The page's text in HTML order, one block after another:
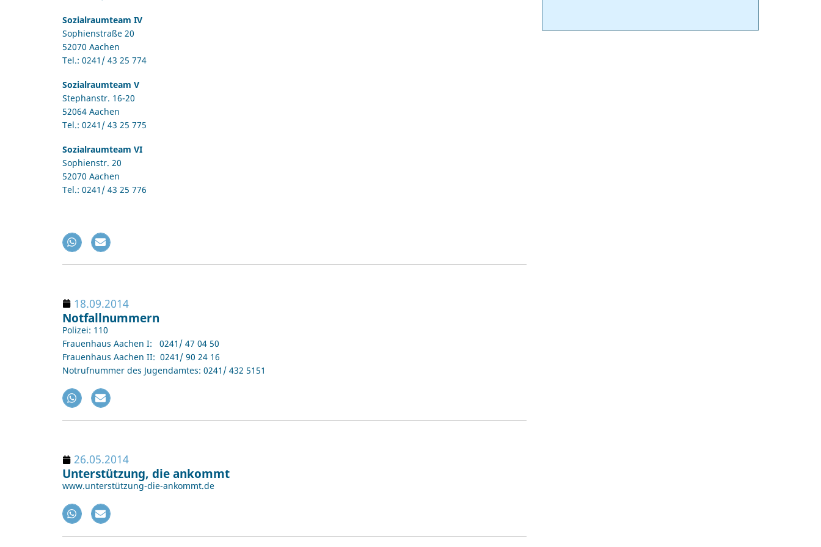
Sozialraumteam IV
Sophienstraße 20
52070 Aachen
Tel.: 0241/ 43 25 774
Sozialraumteam V
Stephanstr. 16-20
52064 Aachen
Tel.: 0241/ 43 25 775
Sozialraumteam VI
Sophienstr. 20
52070 Aachen
Tel.: 0241/ 43 25 776
18.09.2014
Notfallnummern
Polizei: 110
Frauenhaus Aachen I: 0241/ 47 04 50
Frauenhaus Aachen II: 0241/ 90 24 16
Notrufnummer des Jugendamtes: 0241/ 432 5151
26.05.2014
Unterstützung, die ankommt
www.unterstützung-die-ankommt.de